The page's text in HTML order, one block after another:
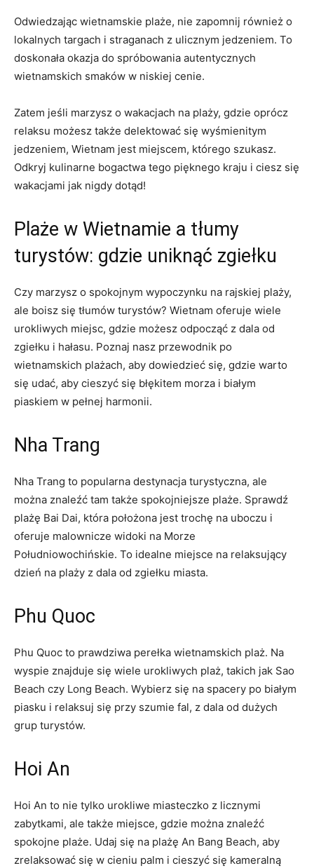
Odwiedzając‌ wietnamskie plaże, ‍nie ​zapomnij ‍również o
lokalnych targach i straganach z ulicznym jedzeniem. To
doskonała okazja do spróbowania autentycznych
wietnamskich smaków w⁣ niskiej cenie.
Zatem jeśli marzysz o wakacjach na plaży, gdzie oprócz
relaksu możesz także delektować się wyśmienitym
jedzeniem, Wietnam jest miejscem, którego szukasz.
⁢Odkryj kulinarne bogactwa‍ tego pięknego‍ kraju i ciesz się
wakacjami jak nigdy dotąd!
Plaże w Wietnamie a tłumy
turystów: gdzie uniknąć zgiełku
Czy marzysz ⁣o spokojnym wypoczynku na rajskiej plaży,
⁢ale ‍boisz się tłumów turystów?⁢ Wietnam oferuje wiele
urokliwych miejsc, gdzie możesz⁤ odpocząć z dala od
zgiełku i hałasu. ​Poznaj nasz przewodnik po
wietnamskich plażach, aby dowiedzieć się, gdzie warto
się‌ udać,⁤ aby ⁢cieszyć się błękitem morza i białym
piaskiem w pełnej harmonii.
Nha Trang
Nha Trang to popularna destynacja turystyczna, ale
można znaleźć tam także⁣ spokojniejsze plaże. Sprawdź
plażę Bai Dai, która położona jest trochę na uboczu i‍
oferuje malownicze widoki na Morze
Południowochińskie. To idealne miejsce na relaksujący
dzień na plaży ‍z ​dala od zgiełku miasta.
Phu Quoc
Phu Quoc to prawdziwa perełka wietnamskich plaż. Na
wyspie ⁤znajduje się wiele urokliwych plaż, takich jak Sao
Beach czy Long Beach. Wybierz się na spacery po białym
piasku i relaksuj się przy szumie fal, z​ dala od dużych
grup turystów.
Hoi⁣ An
Hoi An to nie tylko urokliwe miasteczko z licznymi
zabytkami, ale także miejsce, gdzie​ można znaleźć⁢
spokojne plaże. Udaj się na plażę An Bang Beach, ⁤aby
zrelaksować się w cieniu palm i cieszyć ‌się kameralną